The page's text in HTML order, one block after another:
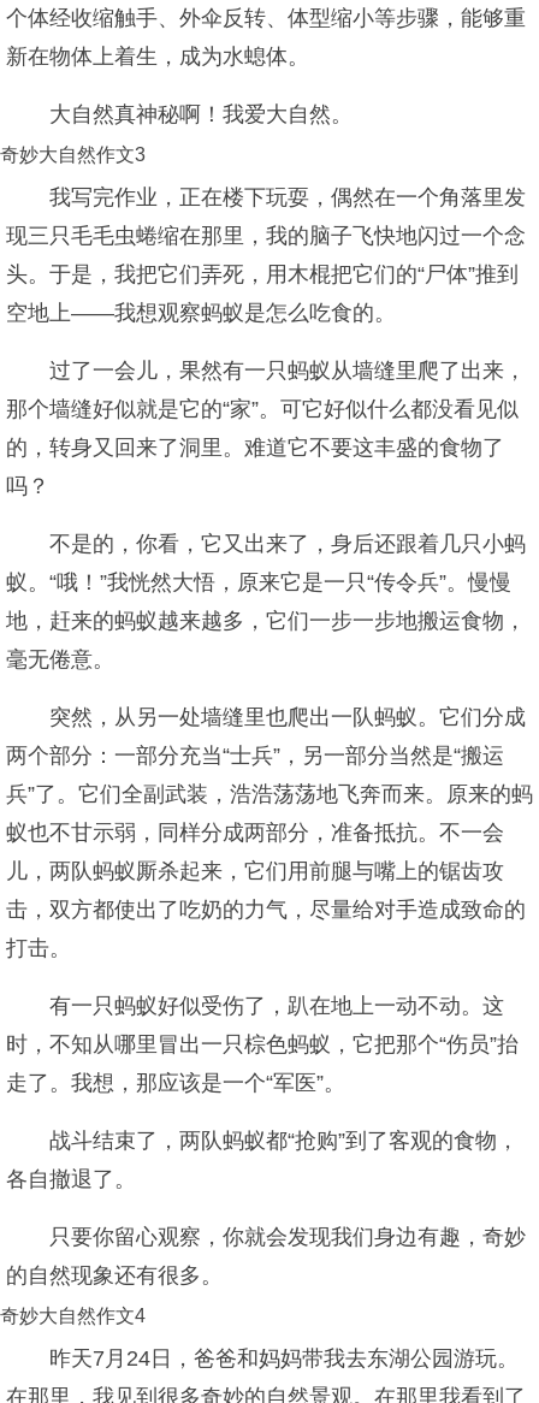
个体经收缩触手、外伞反转、体型缩小等步骤，能够重
新在物体上着生，成为水螅体。
大自然真神秘啊！我爱大自然。
奇妙大自然作文3
我写完作业，正在楼下玩耍，偶然在一个角落里发
现三只毛毛虫蜷缩在那里，我的脑子飞快地闪过一个念
头。于是，我把它们弄死，用木棍把它们的“尸体”推到
空地上——我想观察蚂蚁是怎么吃食的。
过了一会儿，果然有一只蚂蚁从墙缝里爬了出来，
那个墙缝好似就是它的“家”。可它好似什么都没看见似
的，转身又回来了洞里。难道它不要这丰盛的食物了
吗？
不是的，你看，它又出来了，身后还跟着几只小蚂
蚁。“哦！”我恍然大悟，原来它是一只“传令兵”。慢慢
地，赶来的蚂蚁越来越多，它们一步一步地搬运食物，
毫无倦意。
突然，从另一处墙缝里也爬出一队蚂蚁。它们分成
两个部分：一部分充当“士兵”，另一部分当然是“搬运
兵”了。它们全副武装，浩浩荡荡地飞奔而来。原来的蚂
蚁也不甘示弱，同样分成两部分，准备抵抗。不一会
儿，两队蚂蚁厮杀起来，它们用前腿与嘴上的锯齿攻
击，双方都使出了吃奶的力气，尽量给对手造成致命的
打击。
有一只蚂蚁好似受伤了，趴在地上一动不动。这
时，不知从哪里冒出一只棕色蚂蚁，它把那个“伤员”抬
走了。我想，那应该是一个“军医”。
战斗结束了，两队蚂蚁都“抢购”到了客观的食物，
各自撤退了。
只要你留心观察，你就会发现我们身边有趣，奇妙
的自然现象还有很多。
奇妙大自然作文4
昨天7月24日，爸爸和妈妈带我去东湖公园游玩。
在那里，我见到很多奇妙的自然景观。在那里我看到了